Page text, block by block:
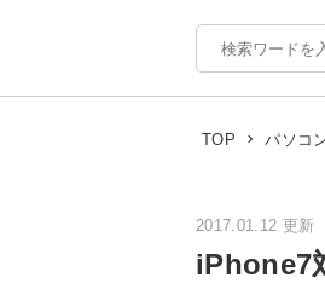
TOP パソコ
2017.01.12 更新
iPhone7